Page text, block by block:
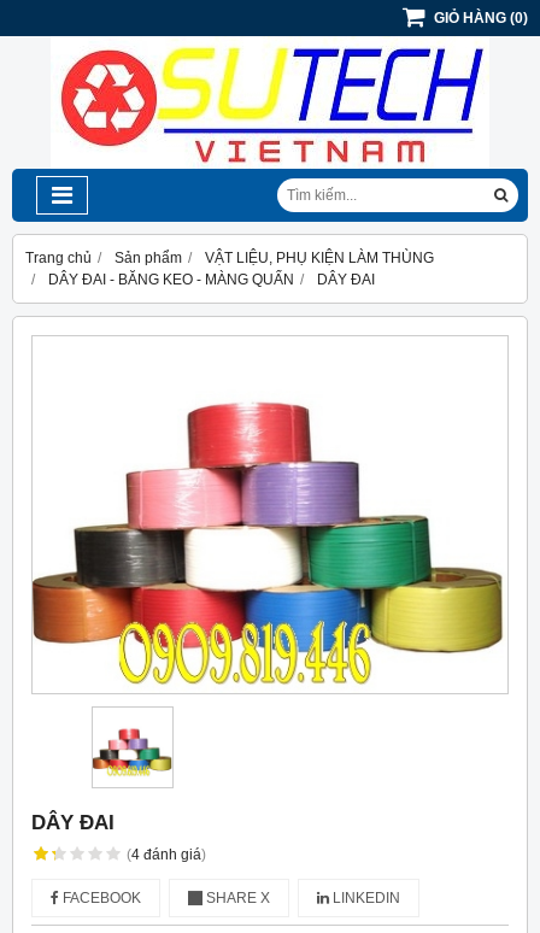
GIỎ HÀNG (0)
Trang chủ Sản phẩm
VẬT LIỆU, PHỤ KIỆN LÀM THÙNG
DÂY ĐAI - BĂNG KEO - MÀNG QUẤN
DÂY ĐAI
DÂY ĐAI
(4 đánh giá)
FACEBOOK SHARE X LINKEDIN